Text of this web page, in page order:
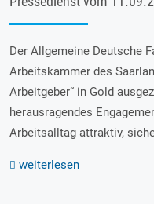
Der Allgemeine Deutsche
Arbeitskammer des
Arbeitgeber“ in Gold
herausragendes
Arbeitsalltag attraktiv,
weiterlesen